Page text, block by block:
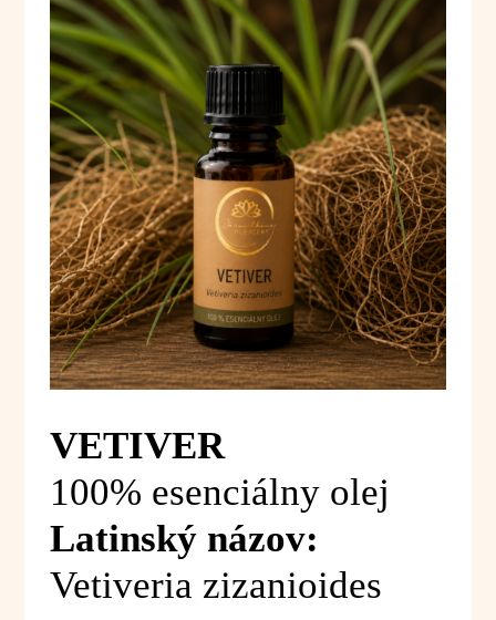
VETIVER
100% esenciálny olej
Latinský názov:
Vetiveria zizanioides